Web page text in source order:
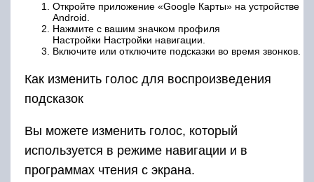
Откройте приложение «Google Карты» на устройстве
Android.
Нажмите с вашим значком профиля
Настройки Настройки навигации.
Включите или отключите подсказки во время звонков.
Как изменить голос для воспроизведения
подсказок
Вы можете изменить голос, который
используется в режиме навигации и в
программах чтения с экрана.